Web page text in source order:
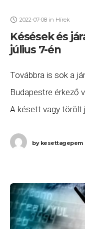
2022-07-08 in Hírek
Késések és
július 7-én
Továbbra is sok a
Budapestre érkező
A késett vagy törölt
bykesettagepem